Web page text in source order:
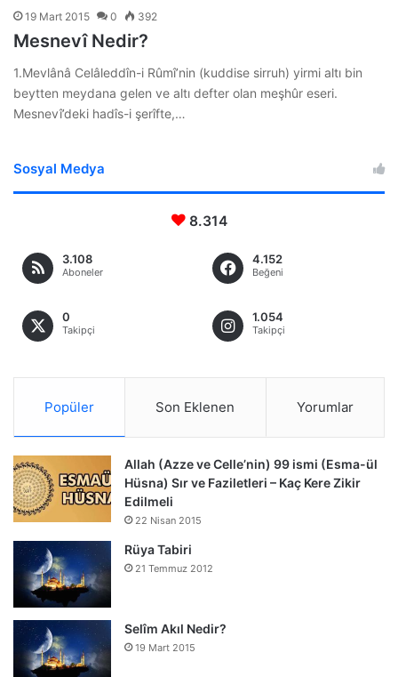
19 Mart 2015 0 392
Mesnevî Nedir?
1.Mevlânâ Celâleddîn-i Rûmî’nin (kuddise sirruh) yirmi altı bin
beytten meydana gelen ve altı defter olan meşhûr eseri.
Mesnevî’deki hadîs-i şerîfte,…
Sosyal Medya
8.314
3.108
Aboneler
4.152
Beğeni
0
Takipçi
1.054
Takipçi
Popüler Son Eklenen Yorumlar
Allah (Azze ve Celle’nin) 99 ismi (Esma-ül
Hüsna) Sır ve Faziletleri – Kaç Kere Zikir
Edilmeli
22 Nisan 2015
Rüya Tabiri
21 Temmuz 2012
Selîm Akıl Nedir?
19 Mart 2015